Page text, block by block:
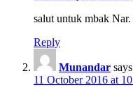
salut untuk mbak
Reply
Munandar
11 October 2016 at